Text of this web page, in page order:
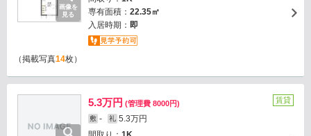
画像を
見る
専有面積： 22.35㎡
入居時期： 即
（掲載写真14枚）
5.3万円 (管理費 8000円)
敷 - 礼 5.3万円
賃貸